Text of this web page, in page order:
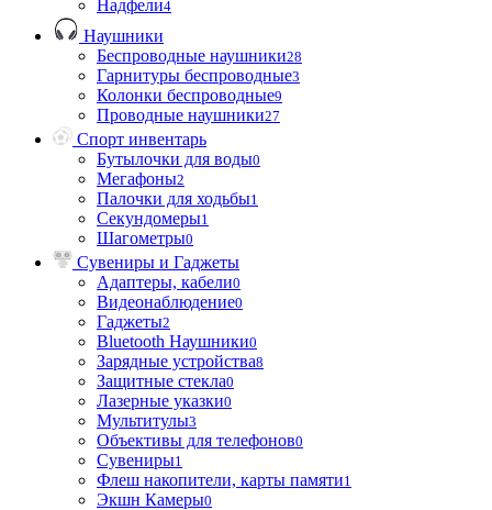
Надфели4
Наушники
Беспроводные наушники28
Гарнитуры беспроводные3
Колонки беспроводные9
Проводные наушники27
Спорт инвентарь
Бутылочки для воды0
Мегафоны2
Палочки для ходьбы1
Секундомеры1
Шагометры0
Сувениры и Гаджеты
Адаптеры, кабели0
Видеонаблюдение0
Гаджеты2
Bluetooth Наушники0
Зарядные устройства8
Защитные стекла0
Лазерные указки0
Мультитулы3
Объективы для телефонов0
Сувениры1
Флеш накопители, карты памяти1
Экшн Камеры0